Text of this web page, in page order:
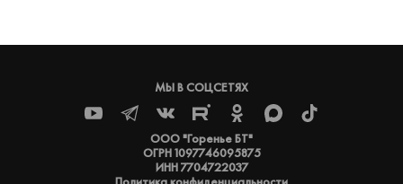
МЫ В СОЦСЕТЯХ
ООО "Горенье БТ"
ОГРН 1097746095875
ИНН 7704722037